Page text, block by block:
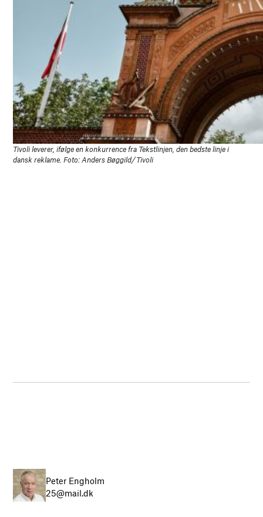
Tivoli leverer, ifølge en konkurrence fra Tekstlinjen, den bedste linje i
dansk reklame. Foto: Anders Bøggild/Tivoli
Peter Engholm
25@mail.dk